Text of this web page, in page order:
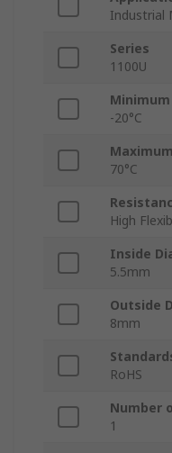
Industrial
Series
1100U
-20°C
70°C
High
Inside
5.5mm
Outside
8mm
RoHS
Number
1